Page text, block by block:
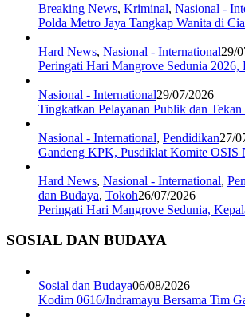
Breaking News, Kriminal, Nasional -
Polda Metro Jaya Tangkap Wanita di
Hard News, Nasional - International29/
Peringati Hari Mangrove Sedunia
Nasional - International29/07/2026
Tingkatkan Pelayanan Publik dan
Nasional - International, Pendidikan27/
Gandeng KPK, Pusdiklat Komite
Hard News, Nasional - International,
dan Budaya, Tokoh26/07/2026
Peringati Hari Mangrove Sedunia,
SOSIAL DAN BUDAYA
Sosial dan Budaya06/08/2026
Kodim 0616/Indramayu Bersama Tim